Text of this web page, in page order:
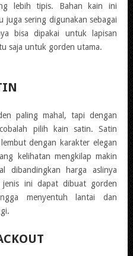
lebih tipis. Bahan kain ini
juga sering digunakan sebagai
bisa dipakai untuk lapisan
saja untuk gorden utama.
paling mahal, tapi dengan
pilih kain satin. Satin
dengan karakter elegan
kelihatan mengkilap makin
dibandingkan harga aslinya
jenis ini dapat dibuat gorden
menyentuh lantai dan